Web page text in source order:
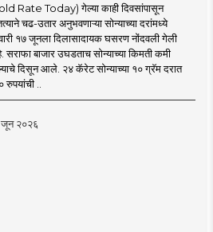
Rate Today) गेल्या काही दिवसांपासून
चढ-उतार अनुभवणाऱ्या सोन्याच्या दरांमध्ये
१७ जूनला दिलासादायक घसरण नोंदवली गेली
बाजार उघडताच सोन्याच्या किमती कमी
दिसून आले. २४ कॅरेट सोन्याच्या १० ग्रॅम दरात
रुपयांची ..
२०२६